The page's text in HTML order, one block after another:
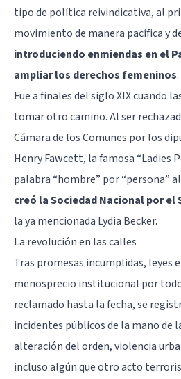
tipo de política reivindicativa, al
movimiento de manera pacífica y
introduciendo enmiendas en el
ampliar los derechos femeninos.
Fue a finales del siglo XIX cuando
tomar otro camino. Al ser
Cámara de los Comunes por los
Henry Fawcett, la famosa “Ladies
palabra “hombre” por “persona”
creó la Sociedad Nacional por el
la ya mencionada Lydia Becker.
La revolución en las calles
Tras promesas incumplidas, leyes
menosprecio institucional por
reclamado hasta la fecha, se
incidentes públicos de la mano de
alteración del orden, violencia
incluso algún que otro acto